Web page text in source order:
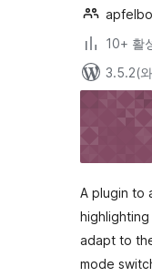
10+ 활
3.5.2(
A plugin to
adapt to
mode